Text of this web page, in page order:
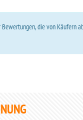
die von Käufern